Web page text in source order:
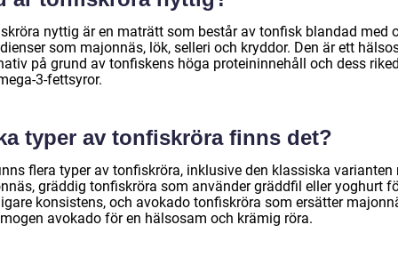
nyttig är en maträtt som består av tonfisk blandad med
som majonnäs, lök, selleri och kryddor. Den är ett
på grund av tonfiskens höga proteininnehåll och dess
3-fettsyror.
typer av tonfiskröra finns det?
flera typer av tonfiskröra, inklusive den klassiska varianten
gräddig tonfiskröra som använder gräddfil eller yoghurt
konsistens, och avokado tonfiskröra som ersätter
avokado för en hälsosam och krämig röra.